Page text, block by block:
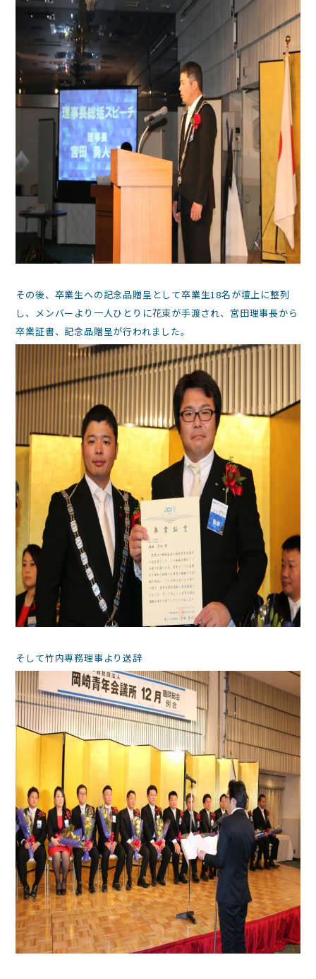
その後、卒業生への記念品贈呈として卒業生18名が壇上に整列
し、メンバーより一人ひとりに花束が手渡され、宮田理事長から
卒業証書、記念品贈呈が行われました。
そして竹内専務理事より送辞